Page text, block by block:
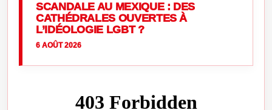
SCANDALE AU MEXIQUE : DES
CATHÉDRALES OUVERTES À
L’IDÉOLOGIE LGBT ?
6 AOÛT 2026